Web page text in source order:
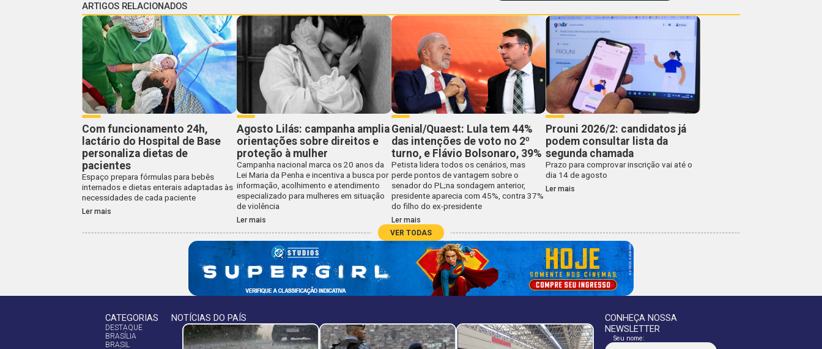
ARTIGOS RELACIONADOS
Com funcionamento 24h,
lactário do Hospital de Base
personaliza dietas de
pacientes
Espaço prepara fórmulas para bebês
internados e dietas enterais adaptadas às
necessidades de cada paciente
Ler mais
Agosto Lilás: campanha amplia
orientações sobre direitos e
proteção à mulher
Campanha nacional marca os 20 anos da
Lei Maria da Penha e incentiva a busca por
informação, acolhimento e atendimento
especializado para mulheres em situação
de violência
Ler mais
Genial/Quaest: Lula tem 44%
das intenções de voto no 2º
turno, e Flávio Bolsonaro, 39%
Petista lidera todos os cenários, mas
perde pontos de vantagem sobre o
senador do PL;na sondagem anterior,
presidente aparecia com 45%, contra 37%
do filho do ex-presidente
Ler mais
Prouni 2026/2: candidatos já
podem consultar lista da
segunda chamada
Prazo para comprovar inscrição vai até o
dia 14 de agosto
Ler mais
VER TODAS
CATEGORIAS
DESTAQUE
BRASÍLIA
BRASIL
NOTÍCIAS DO PAÍS
CONHEÇA NOSSA
NEWSLETTER
Seu nome: